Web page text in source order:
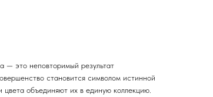
— это неповторимый результат
становится символом истинной
объединяют их в единую коллекцию.